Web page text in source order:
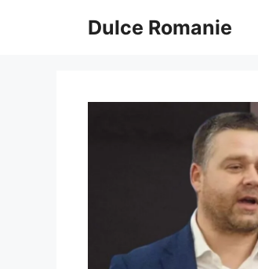
Dulce Romanie